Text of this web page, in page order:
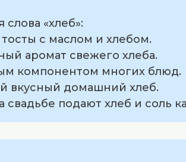
«хлеб»:
тосты с маслом и хлебом.
аромат свежего хлеба.
компонентом многих блюд.
вкусный домашний хлеб.
свадьбе подают хлеб и соль